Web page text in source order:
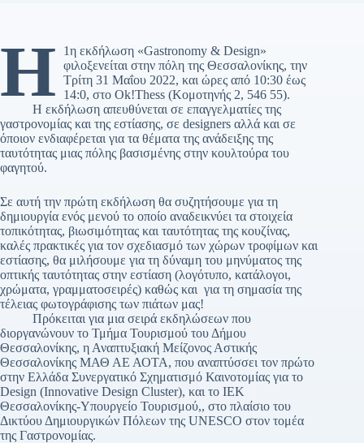
H
1η εκδήλωση «Gastronomy & Design»
φιλοξενείται στην πόλη της Θεσσαλονίκης, την
Τρίτη 31 Μαΐου 2022, και ώρες από 10:30 έως
14:0, στο Ok!Thess (Κομοτηνής 2, 546 55).
Η εκδήλωση απευθύνεται σε επαγγελματίες της
γαστρονομίας και της εστίασης, σε designers αλλά και σε
όποιον ενδιαφέρεται για τα θέματα της ανάδειξης της
ταυτότητας μιας πόλης βασισμένης στην κουλτούρα του
φαγητού.
Σε αυτή την πρώτη εκδήλωση θα συζητήσουμε για τη
δημιουργία ενός μενού το οποίο αναδεικνύει τα στοιχεία
τοπικότητας, βιωσιμότητας και ταυτότητας της κουζίνας,
καλές πρακτικές για τον σχεδιασμό των χώρων τροφίμων και
εστίασης, θα μιλήσουμε για τη δύναμη του μηνύματος της
οπτικής ταυτότητας στην εστίαση (λογότυπο, κατάλογοι,
χρώματα, γραμματοσειρές) καθώς και για τη σημασία της
τέλειας φωτογράφισης των πιάτων μας!
Πρόκειται για μια σειρά εκδηλώσεων που
διοργανώνουν το Τμήμα Τουρισμού του Δήμου
Θεσσαλονίκης, η Αναπτυξιακή Μείζονος Αστικής
Θεσσαλονίκης ΜΑΘ ΑΕ ΑΟΤΑ, που αναπτύσσει τον πρώτο
στην Ελλάδα Συνεργατικό Σχηματισμό Καινοτομίας για το
Design (Innovative Design Cluster), και το ΙΕΚ
Θεσσαλονίκης-Υπουργείο Τουρισμού,, στο πλαίσιο του
Δικτύου Δημιουργικών Πόλεων της UNESCO στον τομέα
της Γαστρονομίας.